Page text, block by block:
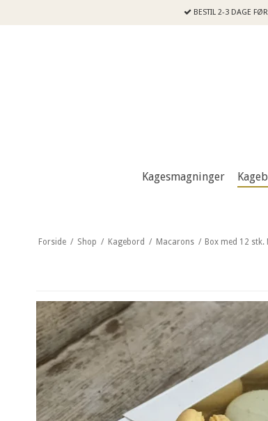
BESTIL 2-3 DAGE
Kagesmagninger
Forside / Shop / Kagebord / Macarons / Box med 12